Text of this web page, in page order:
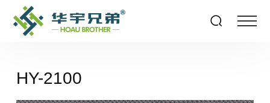
HY-2100